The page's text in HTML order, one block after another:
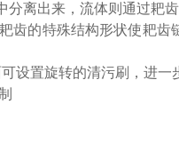
分离出来，流体则通过耙
的特殊结构形状使耙齿链
置旋转的清污刷，进一步